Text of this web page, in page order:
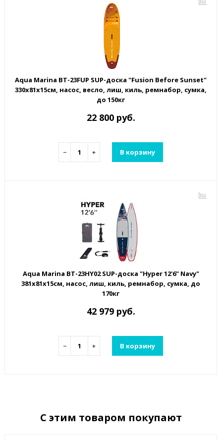
Aqua Marina BT-23FUP SUP-доска "Fusion Before Sunset"
330х81х15см, насос, весло, лиш, киль, ремнабор, сумка,
до 150кг
22 800 руб.
− + В корзину
Aqua Marina BT-23HY02 SUP-доска "Hyper 12'6" Navy"
381х81х15см, насос, лиш, киль, ремнабор, сумка, до
170кг
42 979 руб.
− + В корзину
С этим товаром покупают